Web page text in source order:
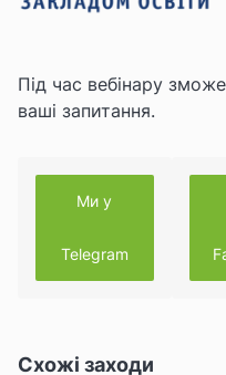
Під час вебінару
ваші запитання.
Ми у
Telegram
Схожі заходи